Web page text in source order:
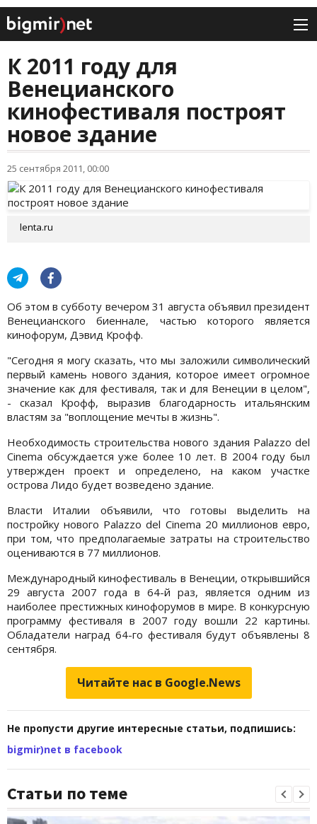
К 2011 году для
Венецианского
кинофестиваля построят
новое здание
25 сентября 2011, 00:00
lenta.ru
Об этом в субботу вечером 31 августа объявил президент
Венецианского биеннале, частью которого является
кинофорум, Дэвид Крофф.
"Сегодня я могу сказать, что мы заложили символический
первый камень нового здания, которое имеет огромное
значение как для фестиваля, так и для Венеции в целом",
- сказал Крофф, выразив благодарность итальянским
властям за "воплощение мечты в жизнь".
Необходимость строительства нового здания Palazzo del
Cinema обсуждается уже более 10 лет. В 2004 году был
утвержден проект и определено, на каком участке
острова Лидо будет возведено здание.
Власти Италии объявили, что готовы выделить на
постройку нового Palazzo del Cinema 20 миллионов евро,
при том, что предполагаемые затраты на строительство
оцениваются в 77 миллионов.
Международный кинофестиваль в Венеции, открывшийся
29 августа 2007 года в 64-й раз, является одним из
наиболее престижных кинофорумов в мире. В конкурсную
программу фестиваля в 2007 году вошли 22 картины.
Обладатели наград 64-го фестиваля будут объявлены 8
сентября.
Читайте нас в Google.News
Не пропусти другие интересные статьи, подпишись:
bigmir)net в facebook
Статьи по теме